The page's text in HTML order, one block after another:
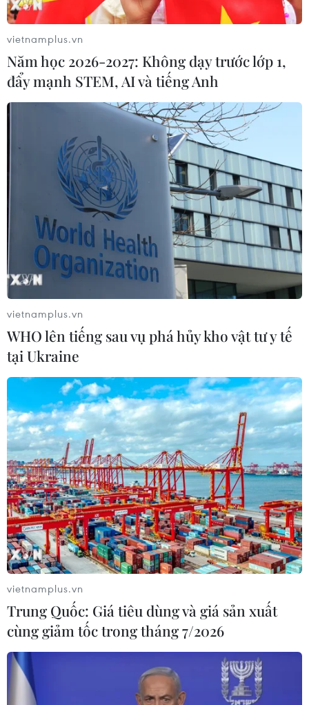
Ngoại trưởng Ukraine ủng hộ phái bộ gìn
giữ hòa bình tại Donbass
21/02/2015 14:04
TASS đưa tin, ngày 21/2, Ngoại trưởng Ukraine Pavel
Klimkin đã tuyên bố ủng hộ một phái bộ gìn giữ hòa
bình ở nước này, trong đó có thể có sự tham gia của
vietnamplus.vn
Năm học 2026-2027: Không dạy trước lớp 1,
đẩy mạnh STEM, AI và tiếng Anh
vietnamplus.vn
WHO lên tiếng sau vụ phá hủy kho vật tư y tế
tại Ukraine
vietnamplus.vn
Trung Quốc: Giá tiêu dùng và giá sản xuất
cùng giảm tốc trong tháng 7/2026